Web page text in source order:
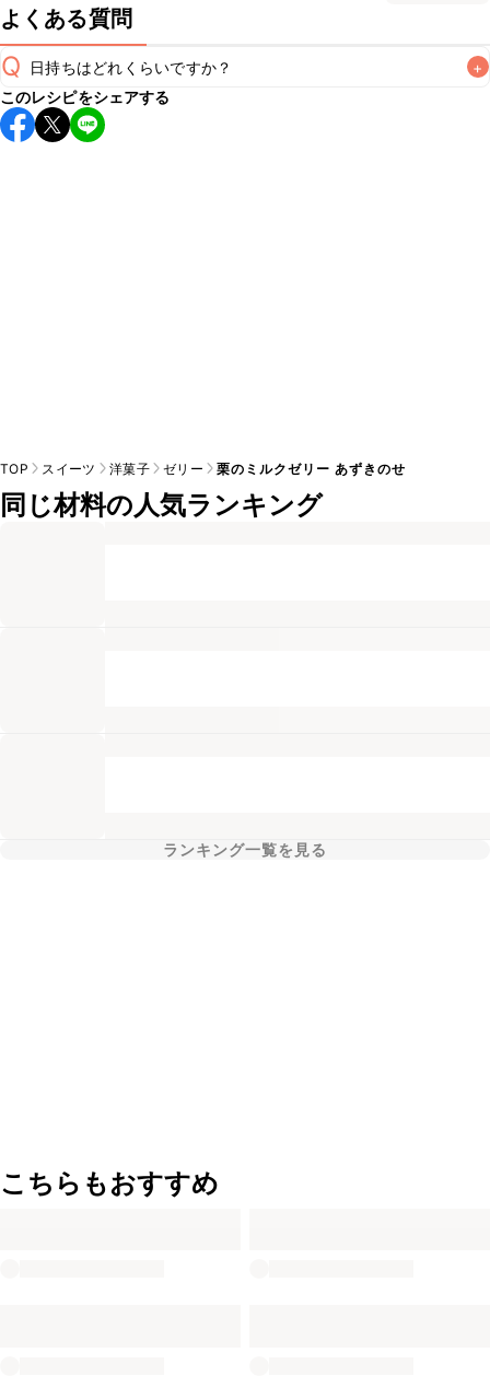
よくある質問
Q 日持ちはどれくらいですか？ +
保存期間は冷蔵で翌日中が目安です。なるべくお早めにお召
し上がりください。
このレシピをシェアする
TOP スイーツ 洋菓子 ゼリー 栗のミルクゼリー あずきのせ
同じ材料の人気ランキング
ランキング一覧を見る
こちらもおすすめ